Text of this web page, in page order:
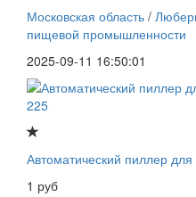
Московская область /
пищевой промышленности
2025-09-11 16:50:01
Автоматический пиллер
1 руб